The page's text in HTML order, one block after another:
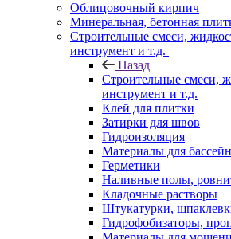
Облицовочный кирпич
Минеральная, бетонная
Строительные смеси,
инструмент и т.д.
Назад
Строительные смеси,
инструмент и т.д.
Клей для плитки
Затирки для швов
Гидроизоляция
Материалы для
Герметики
Наливные полы,
Кладочные растворы
Штукатурки,
Гидрофобизаторы,